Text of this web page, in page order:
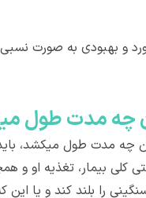
بهبودی به صورت نسبی
چه مدت طول
کلی بیمار، تغذیه او و